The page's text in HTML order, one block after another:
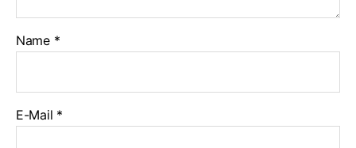
Name *
E-Mail *